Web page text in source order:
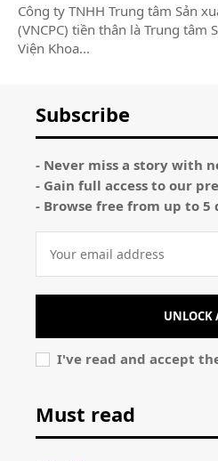
Công ty TNHH Trung tâm Sản
(VNCPC) tiền thân là Trung tâm
Viện Khoa...
Subscribe
- Never miss a story with
- Gain full access to our
- Browse free from up to 5
UNLOCK
I've read and accept
Must read